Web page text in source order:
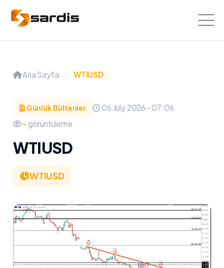
Ana Sayfa / WTIUSD
Günlük Bültenler
06 July 2026 - 07:06
- görüntüleme
WTIUSD
WTIUSD